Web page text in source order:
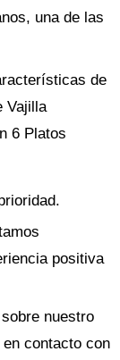
una de las
de
Vajilla
6 Platos
positiva
nuestro
contacto con